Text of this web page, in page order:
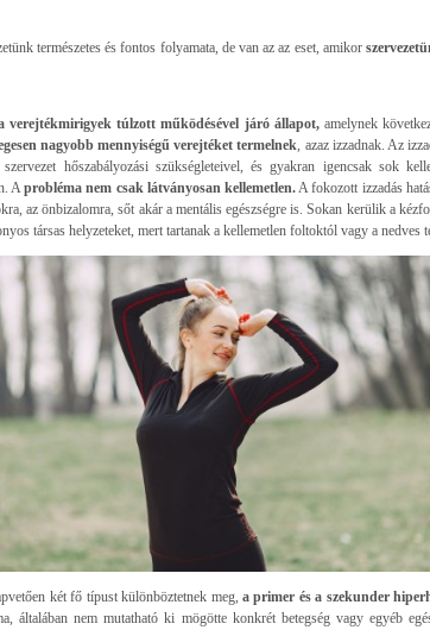
természetes és fontos folyamata, de van az az eset, amikor
verejtékmirigyek túlzott működésével járó állapot,amelynek
nagyobb mennyiségű verejtéket termelnek , azaz izzadnak. Az
hőszabályozási szükségleteivel, és gyakran igencsak sok
Aprobléma nem csak látványosan kellemetlen. A fokozott izzadás
az önbizalomra, sőt akár a mentális egészségre is. Sokan kerülik a
társas helyzeteket, mert tartanak a kellemetlen foltoktól vagy a nedves
két fő típust különböztetnek meg, a primer és a szekunder
általában nem mutatható ki mögötte konkrét betegség vagy egyéb